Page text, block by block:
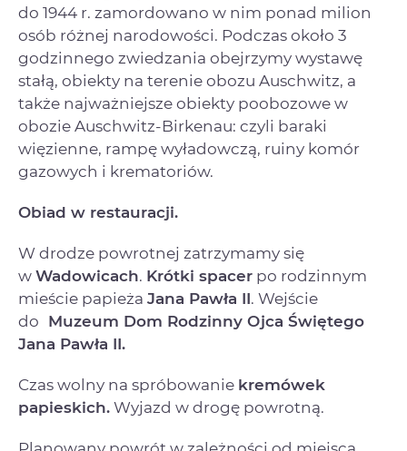
do 1944 r. zamordowano w nim ponad milion
osób różnej narodowości. Podczas około 3
godzinnego zwiedzania obejrzymy wystawę
stałą, obiekty na terenie obozu Auschwitz, a
także najważniejsze obiekty poobozowe w
obozie Auschwitz-Birkenau: czyli baraki
więzienne, rampę wyładowczą, ruiny komór
gazowych i krematoriów.
Obiad w restauracji.
W drodze powrotnej zatrzymamy się
w Wadowicach. Krótki spacer po rodzinnym
mieście papieża Jana Pawła II. Wejście
do Muzeum Dom Rodzinny Ojca Świętego
Jana Pawła II.
Czas wolny na spróbowanie kremówek
papieskich. Wyjazd w drogę powrotną.